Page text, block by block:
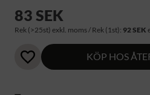
83 SEK
Rek (>25st) exkl. moms / Rek (1st): 92 SEK
KÖP HOS